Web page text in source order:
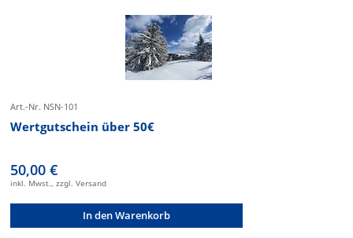
Art.-Nr. NSN-101
Wertgutschein über 50€
50,00 €
inkl. Mwst., zzgl. Versand
In den Warenkorb